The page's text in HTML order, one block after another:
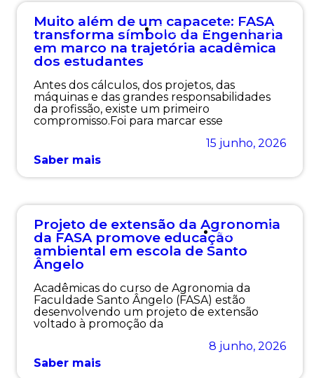
Engenharia Mecânica
Muito além de um capacete: FASA
transforma símbolo da Engenharia
em marco na trajetória acadêmica
dos estudantes
Antes dos cálculos, dos projetos, das
máquinas e das grandes responsabilidades
da profissão, existe um primeiro
compromisso.Foi para marcar esse
15 junho, 2026
Saber mais
Agronomia
Projeto de extensão da Agronomia
da FASA promove educação
ambiental em escola de Santo
Ângelo
Acadêmicas do curso de Agronomia da
Faculdade Santo Ângelo (FASA) estão
desenvolvendo um projeto de extensão
voltado à promoção da
8 junho, 2026
Saber mais